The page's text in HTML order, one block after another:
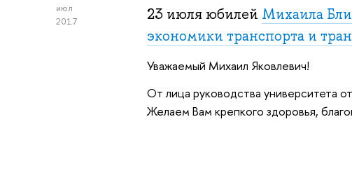
июл
2017
23 июля юбилей Михаила
экономики транспорта и
Уважаемый Михаил Яковлевич!
От лица руководства университета
Желаем Вам крепкого здоровья,